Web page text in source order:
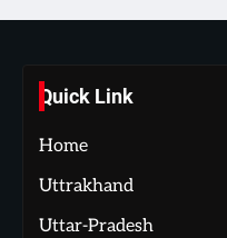
Quick Link
Home
Uttrakhand
Uttar-Pradesh